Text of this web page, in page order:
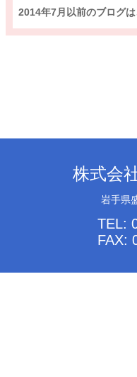
2014年7月以前のブログは
株式会
岩手県
TEL:
FAX: